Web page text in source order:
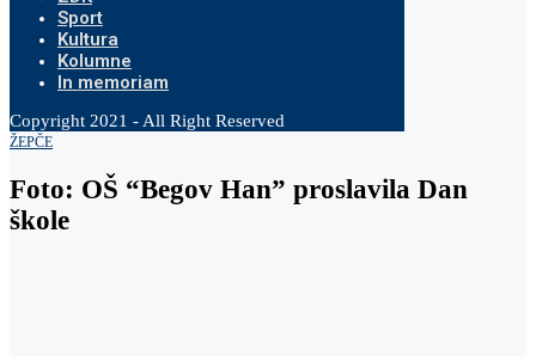
Sport
Kultura
Kolumne
In memoriam
Copyright 2021 - All Right Reserved
ŽEPČE
Foto: OŠ “Begov Han” proslavila Dan
škole